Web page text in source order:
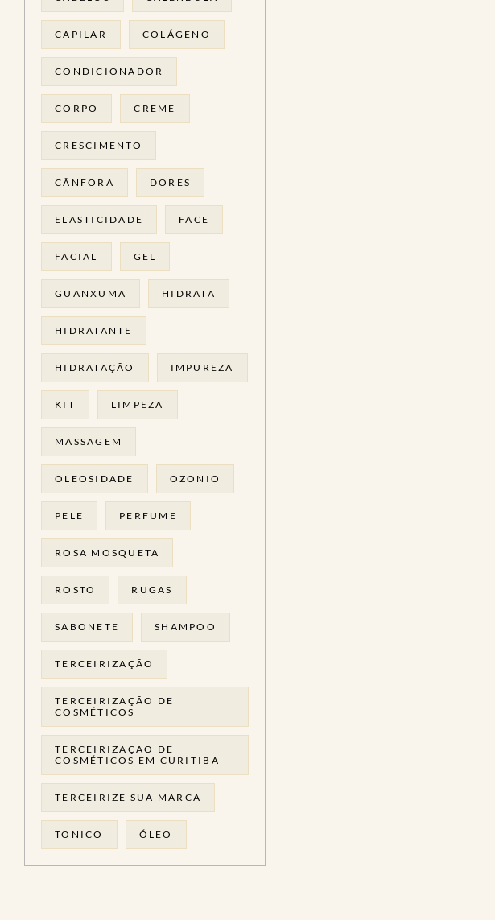
CAPILAR COLÁGENO
CONDICIONADOR
CORPO CREME
CRESCIMENTO
CÂNFORA DORES
ELASTICIDADE FACE
FACIAL GEL
GUANXUMA HIDRATA
HIDRATANTE
HIDRATAÇÃO IMPUREZA
KIT LIMPEZA
MASSAGEM
OLEOSIDADE OZONIO
PELE PERFUME
ROSA MOSQUETA
ROSTO RUGAS
SABONETE SHAMPOO
TERCEIRIZAÇÃO
TERCEIRIZAÇÃO DE
COSMÉTICOS
TERCEIRIZAÇÃO DE
COSMÉTICOS EM CURITIBA
TERCEIRIZE SUA MARCA
TONICO ÓLEO